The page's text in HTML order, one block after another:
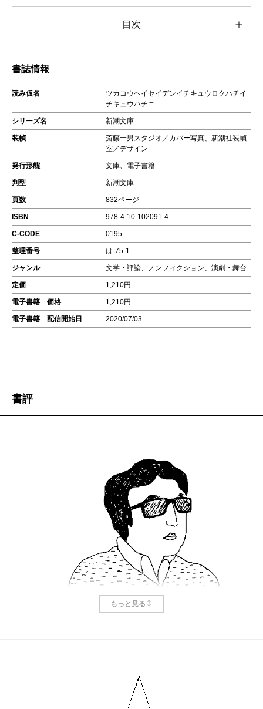
目次
書誌情報
読み仮名
ツカコウヘイセイデンイチキュウロクハチイ
チキュウハチニ
シリーズ名 新潮文庫
装幀
斎藤一男スタジオ／カバー写真、新潮社装幀
室／デザイン
発行形態 文庫、電子書籍
判型 新潮文庫
頁数 832ページ
ISBN 978-4-10-102091-4
C-CODE 0195
整理番号 は-75-1
ジャンル 文学・評論、ノンフィクション、演劇・舞台
定価 1,210円
電子書籍 価格 1,210円
電子書籍 配信開始日 2020/07/03
書評
もっと見る